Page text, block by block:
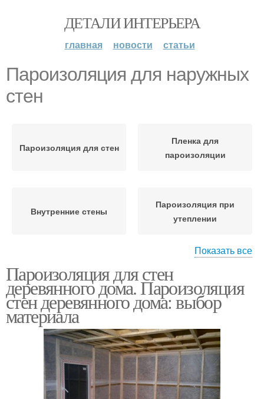
ДЕТАЛИ ИНТЕРЬЕРА
главная новости статьи
Пароизоляция для наружных
стен
Пароизоляция для стен
Пленка для
пароизоляции
Внутренние стены
Пароизоляция при
утеплении
пароизоляция
брусовом доме
Показать все
Пароизоляция для стен
деревянного дома. Пароизоляция
стен деревянного дома: выбор
материала